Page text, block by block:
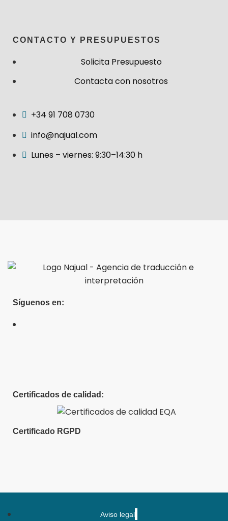
CONTACTO Y PRESUPUESTOS
Solicita Presupuesto
Contacta con nosotros
+34 91 708 0730
info@najual.com
Lunes – viernes: 9:30–14:30 h
Síguenos en:
Certificados de calidad:
Certificado RGPD
Aviso legal